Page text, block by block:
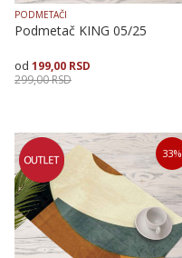
PODMETAČI
Podmetač KING 05/25
199,00 RSD
299,00RSD
Dodaj u korpu
33%